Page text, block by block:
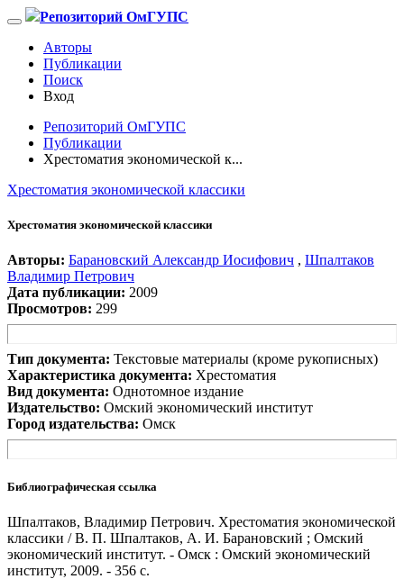
Репозиторий ОмГУПС
Авторы
Публикации
Поиск
Вход
Репозиторий ОмГУПС
Публикации
Хрестоматия экономической к...
Хрестоматия экономической классики
Хрестоматия экономической классики
Авторы: Барановский Александр Иосифович , Шпалтаков
Владимир Петрович
Дата публикации: 2009
Просмотров: 299
Тип документа: Текстовые материалы (кроме рукописных)
Характеристика документа: Хрестоматия
Вид документа: Однотомное издание
Издательство: Омский экономический институт
Город издательства: Омск
Библиографическая ссылка
Шпалтаков, Владимир Петрович. Хрестоматия экономической
классики / В. П. Шпалтаков, А. И. Барановский ; Омский
экономический институт. - Омск : Омский экономический
институт, 2009. - 356 с.